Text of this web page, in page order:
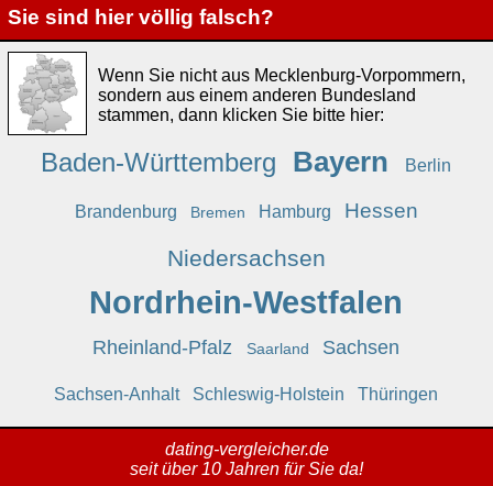
Sie sind hier völlig falsch?
Wenn Sie nicht aus Mecklenburg-Vorpommern,
sondern aus einem anderen Bundesland
stammen, dann klicken Sie bitte hier:
Baden-Württemberg Bayern Berlin
Brandenburg Bremen Hamburg Hessen
Niedersachsen
Nordrhein-Westfalen
Rheinland-Pfalz Saarland Sachsen
Sachsen-Anhalt Schleswig-Holstein Thüringen
dating-vergleicher.de
seit über 10 Jahren für Sie da!